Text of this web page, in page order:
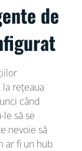
de
rețeaua
când
să se
nevoie să
ar fi un hub